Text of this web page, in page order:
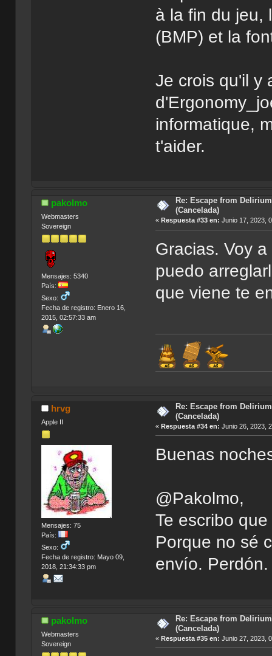
à la fin du jeu,
(BMP) et la
Je crois qu'il y
informatique,
t'aider.
pakolmo
Webmasters
Sovereign
Mensajes: 5340
País:
Sexo:
Fecha de registro: Enero 16,
2015, 02:57:33 am
Re: Escape from
(Cancelada)
« Respuesta #33 en: Junio 17, 2023,
Gracias. Voy
puedo
que viene te
hrvg
Apple II
Mensajes: 75
País:
Sexo:
Fecha de registro: Mayo 09,
2018, 21:34:33 pm
Re: Escape from
(Cancelada)
«Respuesta #34 en: Junio 26, 2023,
Buenas
@Pakolmo,
Te escribo
Porque no sé
envío. Perdón.
pakolmo
Webmasters
Sovereign
Re: Escape from
(Cancelada)
«Respuesta #35 en: Junio 27, 2023,